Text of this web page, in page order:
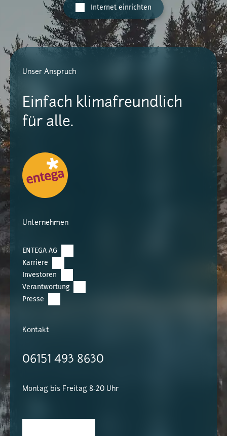
Internet einrichten
Unser Anspruch
Einfach klimafreundlich
für alle.
Unternehmen
ENTEGA AG
Karriere
Investoren
Verantwortung
Presse
Kontakt
06151 493 8630
Montag bis Freitag 8-20 Uhr